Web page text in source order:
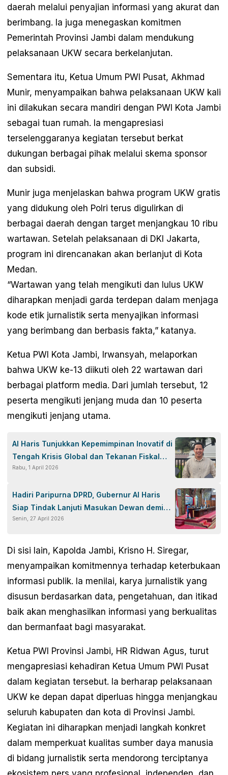
daerah melalui penyajian informasi yang akurat dan
berimbang. Ia juga menegaskan komitmen
Pemerintah Provinsi Jambi dalam mendukung
pelaksanaan UKW secara berkelanjutan.
Sementara itu, Ketua Umum PWI Pusat, Akhmad
Munir, menyampaikan bahwa pelaksanaan UKW kali
ini dilakukan secara mandiri dengan PWI Kota Jambi
sebagai tuan rumah. Ia mengapresiasi
terselenggaranya kegiatan tersebut berkat
dukungan berbagai pihak melalui skema sponsor
dan subsidi.
Munir juga menjelaskan bahwa program UKW gratis
yang didukung oleh Polri terus digulirkan di
berbagai daerah dengan target menjangkau 10 ribu
wartawan. Setelah pelaksanaan di DKI Jakarta,
program ini direncanakan akan berlanjut di Kota
Medan.
“Wartawan yang telah mengikuti dan lulus UKW
diharapkan menjadi garda terdepan dalam menjaga
kode etik jurnalistik serta menyajikan informasi
yang berimbang dan berbasis fakta,” katanya.
Ketua PWI Kota Jambi, Irwansyah, melaporkan
bahwa UKW ke-13 diikuti oleh 22 wartawan dari
berbagai platform media. Dari jumlah tersebut, 12
peserta mengikuti jenjang muda dan 10 peserta
mengikuti jenjang utama.
Al Haris Tunjukkan Kepemimpinan Inovatif di
Tengah Krisis Global dan Tekanan Fiskal
Daerah
Rabu, 1 April 2026
Hadiri Paripurna DPRD, Gubernur Al Haris
Siap Tindak Lanjuti Masukan Dewan demi
Kemajuan Jambi
Senin, 27 April 2026
Di sisi lain, Kapolda Jambi, Krisno H. Siregar,
menyampaikan komitmennya terhadap keterbukaan
informasi publik. Ia menilai, karya jurnalistik yang
disusun berdasarkan data, pengetahuan, dan itikad
baik akan menghasilkan informasi yang berkualitas
dan bermanfaat bagi masyarakat.
Ketua PWI Provinsi Jambi, HR Ridwan Agus, turut
mengapresiasi kehadiran Ketua Umum PWI Pusat
dalam kegiatan tersebut. Ia berharap pelaksanaan
UKW ke depan dapat diperluas hingga menjangkau
seluruh kabupaten dan kota di Provinsi Jambi.
Kegiatan ini diharapkan menjadi langkah konkret
dalam memperkuat kualitas sumber daya manusia
di bidang jurnalistik serta mendorong terciptanya